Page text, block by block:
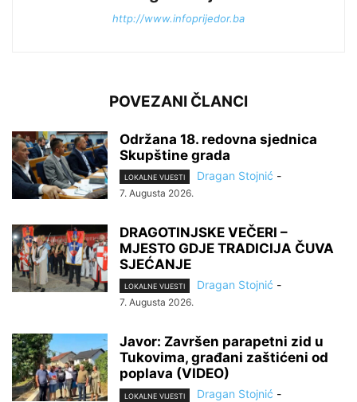
http://www.infoprijedor.ba
POVEZANI ČLANCI
Održana 18. redovna sjednica
Skupštine grada
LOKALNE VIJESTI Dragan Stojnić -
7. Augusta 2026.
DRAGOTINJSKE VEČERI –
MJESTO GDJE TRADICIJA ČUVA
SJEĆANJE
LOKALNE VIJESTI Dragan Stojnić -
7. Augusta 2026.
Javor: Završen parapetni zid u
Tukovima, građani zaštićeni od
poplava (VIDEO)
LOKALNE VIJESTI Dragan Stojnić -